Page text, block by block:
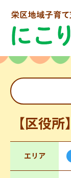
【区役
エリア